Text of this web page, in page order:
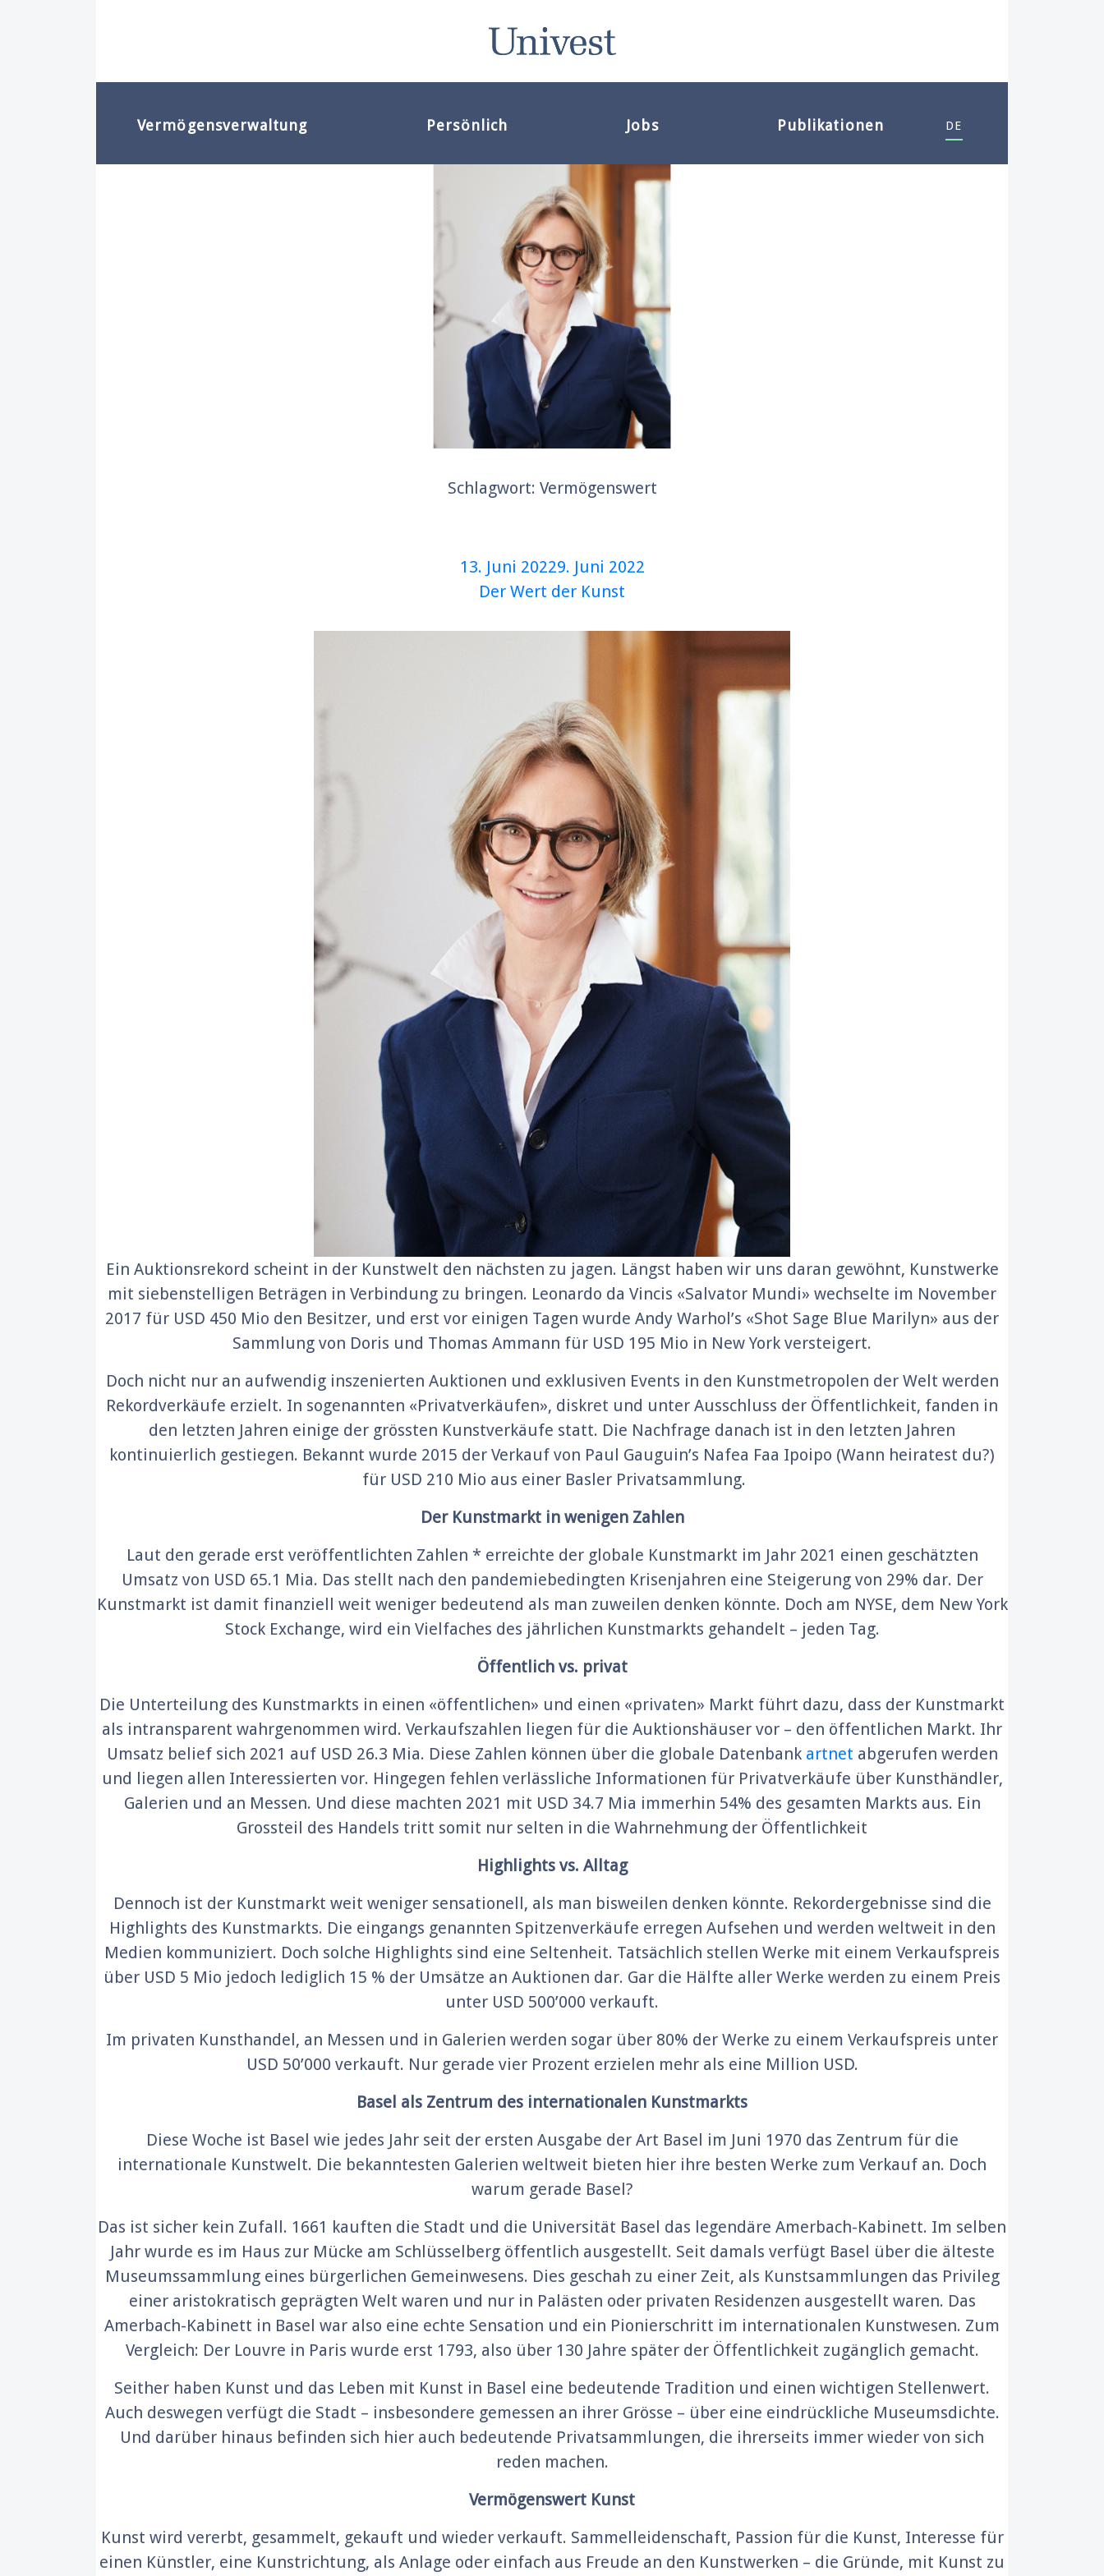
Vermögensverwaltung Persönlich Jobs Publikationen DE
Schlagwort: Vermögenswert
Veröffentlicht
am
13. Juni 20229. Juni 2022
Der Wert der Kunst
Ein Auktionsrekord scheint in der Kunstwelt den nächsten zu jagen. Längst haben wir uns daran gewöhnt, Kunstwerke
mit siebenstelligen Beträgen in Verbindung zu bringen. Leonardo da Vincis «Salvator Mundi» wechselte im November
2017 für USD 450 Mio den Besitzer, und erst vor einigen Tagen wurde Andy Warhol’s «Shot Sage Blue Marilyn» aus der
Sammlung von Doris und Thomas Ammann für USD 195 Mio in New York versteigert.
Doch nicht nur an aufwendig inszenierten Auktionen und exklusiven Events in den Kunstmetropolen der Welt werden
Rekordverkäufe erzielt. In sogenannten «Privatverkäufen», diskret und unter Ausschluss der Öffentlichkeit, fanden in
den letzten Jahren einige der grössten Kunstverkäufe statt. Die Nachfrage danach ist in den letzten Jahren
kontinuierlich gestiegen. Bekannt wurde 2015 der Verkauf von Paul Gauguin’s Nafea Faa Ipoipo (Wann heiratest du?)
für USD 210 Mio aus einer Basler Privatsammlung.
Der Kunstmarkt in wenigen Zahlen
Laut den gerade erst veröffentlichten Zahlen * erreichte der globale Kunstmarkt im Jahr 2021 einen geschätzten
Umsatz von USD 65.1 Mia. Das stellt nach den pandemiebedingten Krisenjahren eine Steigerung von 29% dar. Der
Kunstmarkt ist damit finanziell weit weniger bedeutend als man zuweilen denken könnte. Doch am NYSE, dem New York
Stock Exchange, wird ein Vielfaches des jährlichen Kunstmarkts gehandelt – jeden Tag.
Öffentlich vs. privat
Die Unterteilung des Kunstmarkts in einen «öffentlichen» und einen «privaten» Markt führt dazu, dass der Kunstmarkt
als intransparent wahrgenommen wird. Verkaufszahlen liegen für die Auktionshäuser vor – den öffentlichen Markt. Ihr
Umsatz belief sich 2021 auf USD 26.3 Mia. Diese Zahlen können über die globale Datenbank artnet abgerufen werden
und liegen allen Interessierten vor. Hingegen fehlen verlässliche Informationen für Privatverkäufe über Kunsthändler,
Galerien und an Messen. Und diese machten 2021 mit USD 34.7 Mia immerhin 54% des gesamten Markts aus. Ein
Grossteil des Handels tritt somit nur selten in die Wahrnehmung der Öffentlichkeit
Highlights vs. Alltag
Dennoch ist der Kunstmarkt weit weniger sensationell, als man bisweilen denken könnte. Rekordergebnisse sind die
Highlights des Kunstmarkts. Die eingangs genannten Spitzenverkäufe erregen Aufsehen und werden weltweit in den
Medien kommuniziert. Doch solche Highlights sind eine Seltenheit. Tatsächlich stellen Werke mit einem Verkaufspreis
über USD 5 Mio jedoch lediglich 15 % der Umsätze an Auktionen dar. Gar die Hälfte aller Werke werden zu einem Preis
unter USD 500’000 verkauft.
Im privaten Kunsthandel, an Messen und in Galerien werden sogar über 80% der Werke zu einem Verkaufspreis unter
USD 50’000 verkauft. Nur gerade vier Prozent erzielen mehr als eine Million USD.
Basel als Zentrum des internationalen Kunstmarkts
Diese Woche ist Basel wie jedes Jahr seit der ersten Ausgabe der Art Basel im Juni 1970 das Zentrum für die
internationale Kunstwelt. Die bekanntesten Galerien weltweit bieten hier ihre besten Werke zum Verkauf an. Doch
warum gerade Basel?
Das ist sicher kein Zufall. 1661 kauften die Stadt und die Universität Basel das legendäre Amerbach-Kabinett. Im selben
Jahr wurde es im Haus zur Mücke am Schlüsselberg öffentlich ausgestellt. Seit damals verfügt Basel über die älteste
Museumssammlung eines bürgerlichen Gemeinwesens. Dies geschah zu einer Zeit, als Kunstsammlungen das Privileg
einer aristokratisch geprägten Welt waren und nur in Palästen oder privaten Residenzen ausgestellt waren. Das
Amerbach-Kabinett in Basel war also eine echte Sensation und ein Pionierschritt im internationalen Kunstwesen. Zum
Vergleich: Der Louvre in Paris wurde erst 1793, also über 130 Jahre später der Öffentlichkeit zugänglich gemacht.
Seither haben Kunst und das Leben mit Kunst in Basel eine bedeutende Tradition und einen wichtigen Stellenwert.
Auch deswegen verfügt die Stadt – insbesondere gemessen an ihrer Grösse – über eine eindrückliche Museumsdichte.
Und darüber hinaus befinden sich hier auch bedeutende Privatsammlungen, die ihrerseits immer wieder von sich
reden machen.
Vermögenswert Kunst
Kunst wird vererbt, gesammelt, gekauft und wieder verkauft. Sammelleidenschaft, Passion für die Kunst, Interesse für
einen Künstler, eine Kunstrichtung, als Anlage oder einfach aus Freude an den Kunstwerken – die Gründe, mit Kunst zu